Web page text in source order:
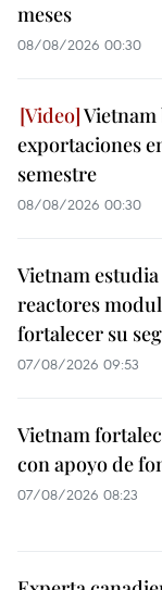
meses
08/08/2026 00:30
exportaciones
semestre
08/08/2026 00:30
Vietnam
reactores
fortalecer su
07/08/2026 09:53
Vietnam
con apoyo de
07/08/2026 08:23